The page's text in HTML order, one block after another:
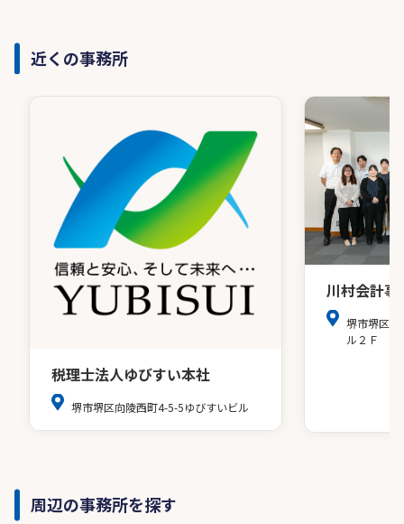
近くの事務所
税理士法人ゆびすい本社
堺市堺区向陵西町4-5-5ゆびすいビル
川村会計事
堺市堺区戎
ル２Ｆ
周辺の事務所を探す